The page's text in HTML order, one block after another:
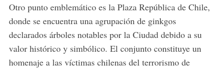
Otro punto emblemático es la Plaza República de Chile,
donde se encuentra una agrupación de ginkgos
declarados árboles notables por la Ciudad debido a su
valor histórico y simbólico. El conjunto constituye un
homenaje a las víctimas chilenas del terrorismo de